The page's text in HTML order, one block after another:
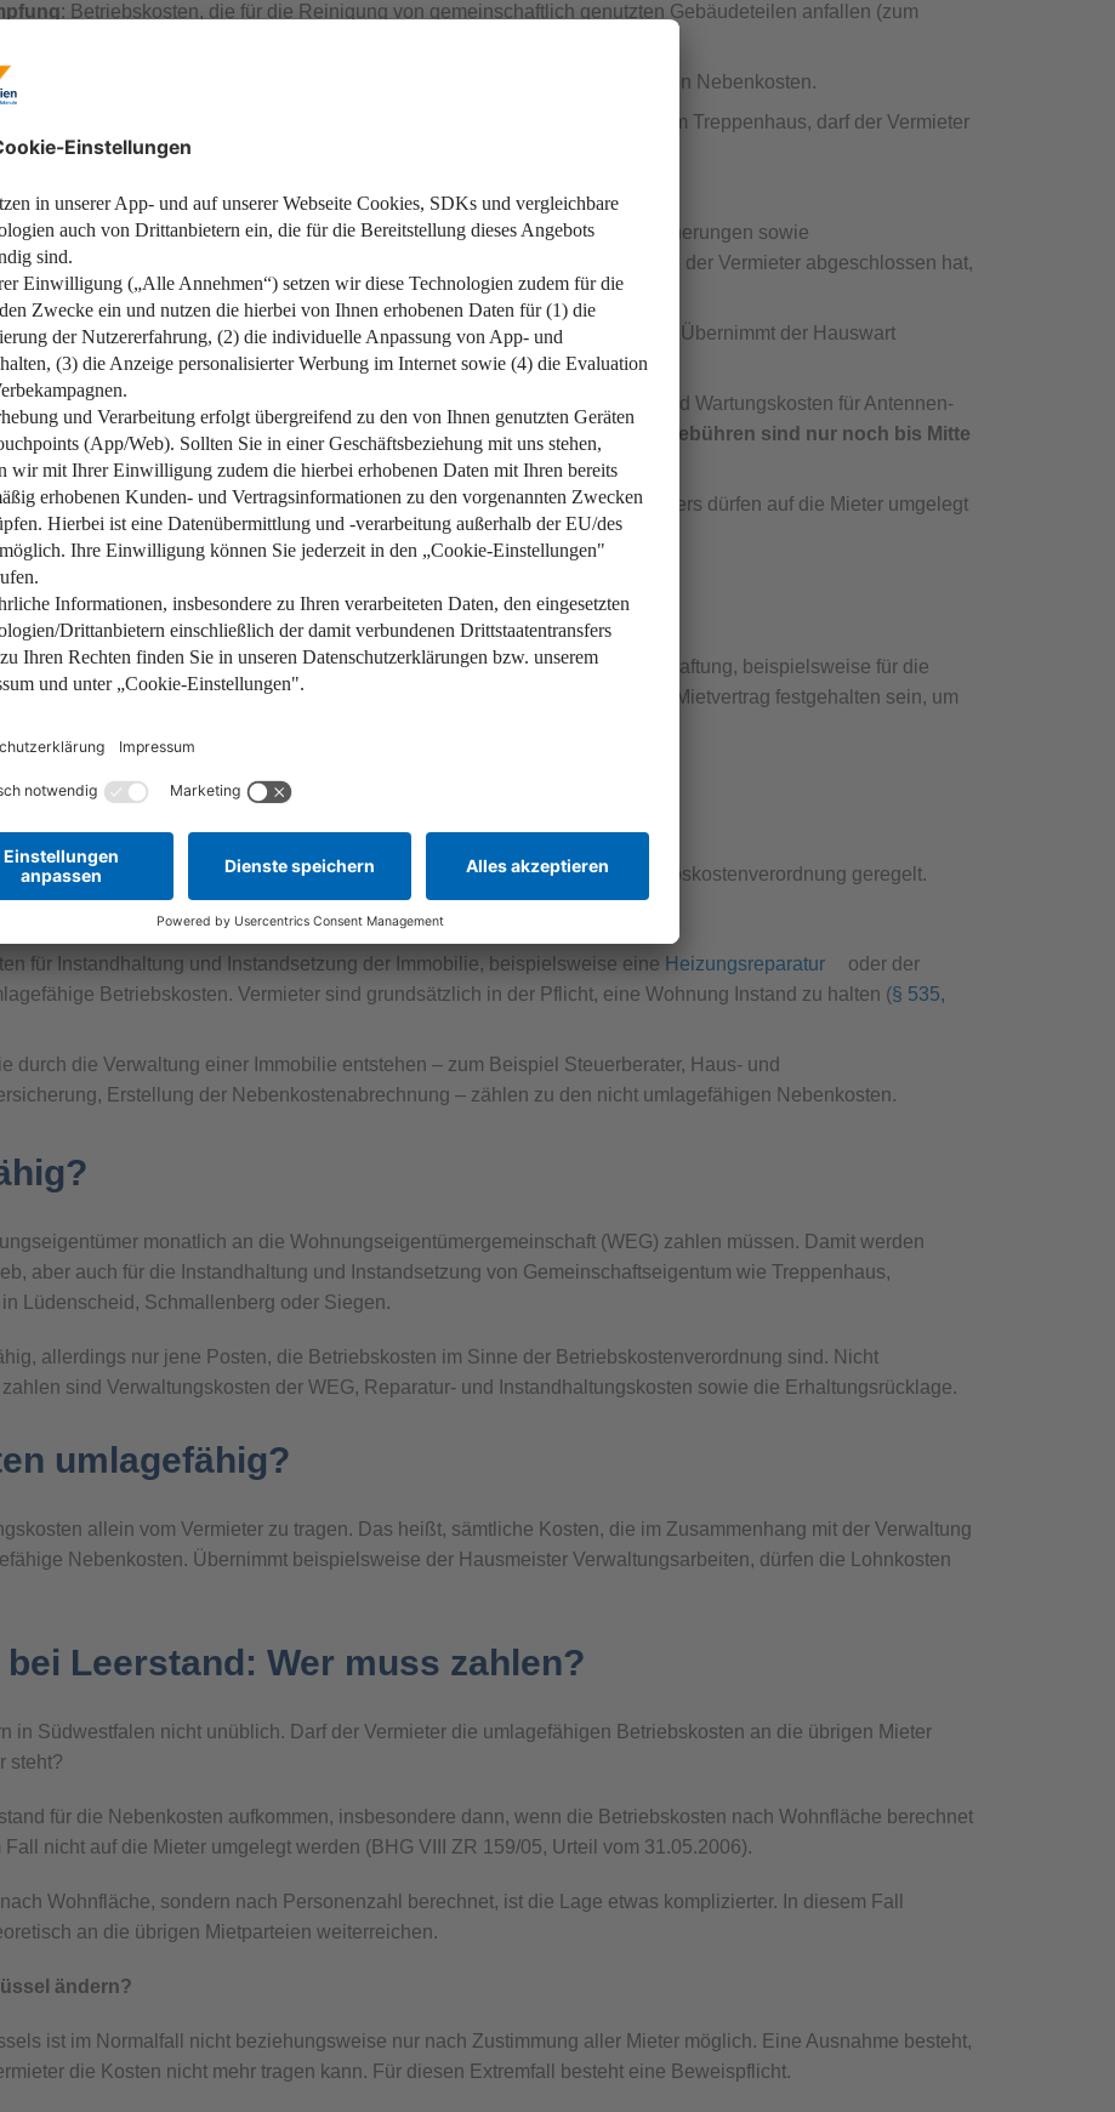
: Betriebskosten, die für die Reinigung von gemeinschaftlich genutzten Gebäudeteilen anfallen (zum
sowie Kosten für die Ungezieferbekämpfung sind umlagefähig.
Gärten, Spielplätzen und anderen Grünflächen gehört zu den umlagefähigen Nebenkosten.
Außenbeleuchtung am Mietobjekt, beispielsweise an der Eingangstür oder im Treppenhaus, darf der Vermieter
für die regelmäßige Reinigung der Schornsteine.
(Feuer, Sturm, Wasser, Elementarschäden), Glasversicherungen sowie
und Aufzüge sind umlagefähig. Eine private Rechtsschutzversicherung, die der Vermieter abgeschlossen hat,
Hier gelangen Sie zu Ihrem persönlichen Versicherungs-Check.
das Objekt, sind dessen Lohnkosten umlagefähige Betriebskosten. Achtung: Übernimmt der Hauswart
umlagefähig.
zählen monatliche Grundgebühren für Kabelanschluss sowie Betriebs- und Wartungskosten für Antennen-
sind Anschlussgebühren und Kosten für Reparaturen.
Achtung: Kabelgebühren sind nur noch bis Mitte
für Strom, Reinigung und Wartung eines gemeinschaftlich genutzten Waschkellers dürfen auf die Mieter umgelegt
umlagefähigen Betriebskosten zählen individuelle Kosten der Hausbewirtschaftung, beispielsweise für die
derRauchmelder. Diese Positionen müssen als „sonstige Kosten“ explizit im Mietvertrag festgehalten sein, um
Nebenkosten?
allein vom Vermieter getragen werden müssen, ist ebenfalls in der Betriebskostenverordnung geregelt.
für Instandhaltung und Instandsetzung der Immobilie, beispielsweise eine Heizungsreparatur
oder der
Betriebskosten. Vermieter sind grundsätzlich in der Pflicht, eine Wohnung Instand zu halten (§ 535,
durch die Verwaltung einer Immobilie entstehen – zum Beispiel Steuerberater, Haus- und
Erstellung der Nebenkostenabrechnung – zählen zu den nicht umlagefähigen Nebenkosten.
monatlich an die Wohnungseigentümergemeinschaft (WEG) zahlen müssen. Damit werden
aber auch für die Instandhaltung und Instandsetzung von Gemeinschaftseigentum wie Treppenhaus,
Lüdenscheid, Schmallenberg oder Siegen.
allerdings nur jene Posten, die Betriebskosten im Sinne der Betriebskostenverordnung sind. Nicht
sind Verwaltungskosten der WEG, Reparatur- und Instandhaltungskosten sowie die Erhaltungsrücklage.
umlagefähig?
allein vom Vermieter zu tragen. Das heißt, sämtliche Kosten, die im Zusammenhang mit der Verwaltung
Nebenkosten. Übernimmt beispielsweise der Hausmeister Verwaltungsarbeiten, dürfen die Lohnkosten
Leerstand: Wer muss zahlen?
in Südwestfalen nicht unüblich. Darf der Vermieter die umlagefähigen Betriebskosten an die übrigen Mieter
steht?
für die Nebenkosten aufkommen, insbesondere dann, wenn die Betriebskosten nach Wohnfläche berechnet
nicht auf die Mieter umgelegt werden (BHG VIII ZR 159/05, Urteil vom 31.05.2006).
Wohnfläche, sondern nach Personenzahl berechnet, ist die Lage etwas komplizierter. In diesem Fall
an die übrigen Mietparteien weiterreichen.
ändern?
ist im Normalfall nicht beziehungsweise nur nach Zustimmung aller Mieter möglich. Eine Ausnahme besteht,
die Kosten nicht mehr tragen kann. Für diesen Extremfall besteht eine Beweispflicht.